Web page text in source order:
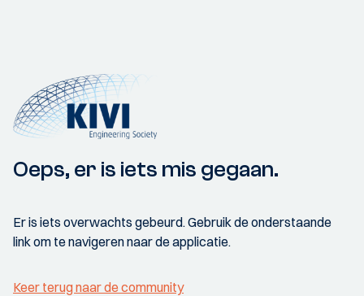
Oeps, er is iets mis gegaan.
Er is iets overwachts gebeurd. Gebruik de onderstaande
link om te navigeren naar de applicatie.
Keer terug naar de community